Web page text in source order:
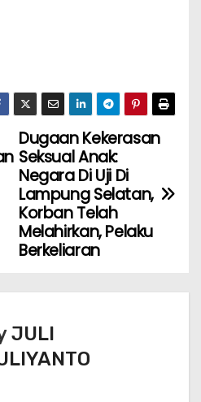
Dugaan Kekerasan
Seksual Anak:
Negara Di Uji Di
Lampung Selatan,
Korban Telah
Melahirkan, Pelaku
Berkeliaran
JULI